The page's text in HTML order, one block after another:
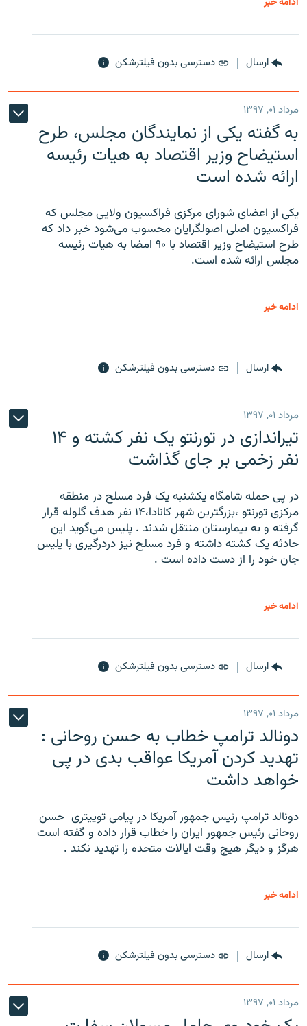
ارسال دسترسی بدون فیلترشکن
مرداد ۰۱, ۱۳۹۷
به گفته یکی از نمایندگان مجلس، طرح
استیضاح وزیر اقتصاد به هیات رئیسه
ارائه شده است
یکی از اعضای شورای مرکزی فراکسیون ولایی مجلس که
فراکسیون اصلی اصولگرایان محسوب می‌شود خبر داد که
طرح استیضاح وزیر اقتصاد با ۹۰ امضا به هیات رئیسه
مجلس ارائه شده است.
ادامه خبر
ارسال دسترسی بدون فیلترشکن
مرداد ۰۱, ۱۳۹۷
تیراندازی در تورنتو یک نفر کشته و ۱۴
نفر زخمی بر جای گذاشت
در پی حمله شامگاه یکشنبه یک فرد مسلح در منطقه
مرکزی تورنتو ،‌بزرگترین شهر کانادا،۱۴ نفر هدف گلوله قرار
گرفته و به بیمارستان منتقل شدند . پلیس می‌گوید این
حادثه یک کشته داشته و فرد مسلح نیز دردرگیری با پلیس
جان خود را از دست داده است .
ادامه خبر
ارسال دسترسی بدون فیلترشکن
مرداد ۰۱, ۱۳۹۷
دونالد ترامپ خطاب به حسن روحانی :
تهدید کردن آمریکا عواقب بدی در پی
خواهد داشت
دونالد ترامپ رئیس جمهور آمریکا در پیامی توییتری ‌ حسن
روحانی رئیس جمهور ایران را خطاب قرار داده و گفته است
هرگز و دیگر هیچ وقت ایالات متحده را تهدید نکند .
ادامه خبر
ارسال دسترسی بدون فیلترشکن
مرداد ۰۱, ۱۳۹۷